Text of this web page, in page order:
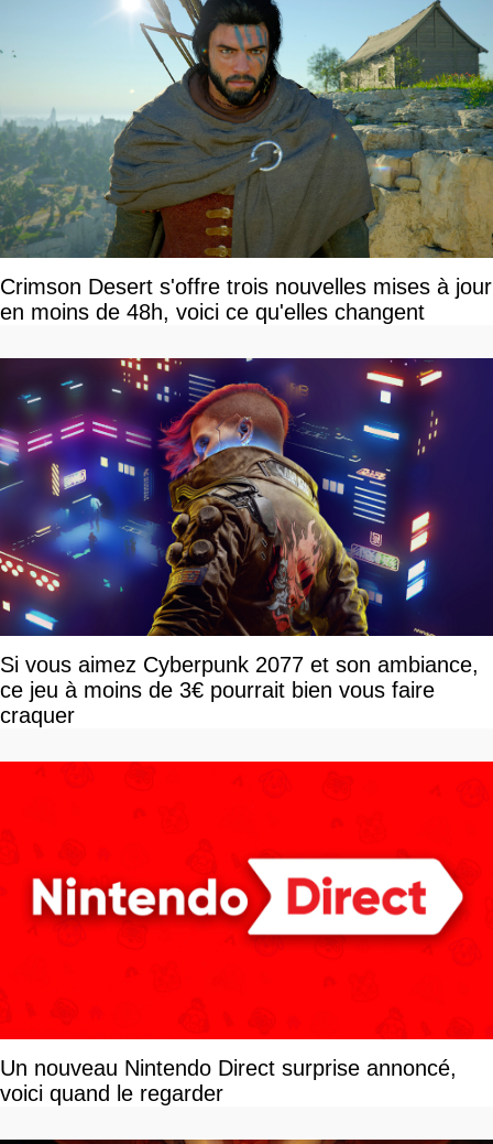
Crimson Desert s'offre trois nouvelles mises à jour
en moins de 48h, voici ce qu'elles changent
Si vous aimez Cyberpunk 2077 et son ambiance,
ce jeu à moins de 3€ pourrait bien vous faire
craquer
Un nouveau Nintendo Direct surprise annoncé,
voici quand le regarder